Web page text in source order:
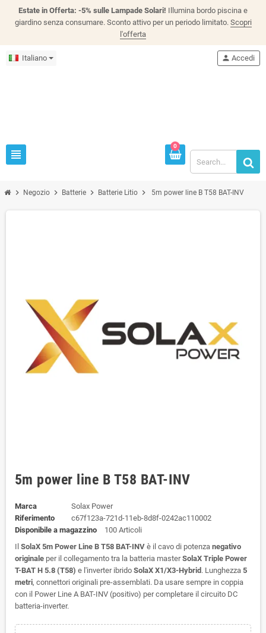
Estate in Offerta: -5% sulle Lampade Solari! Illumina bordo piscina e
giardino senza consumare. Sconto attivo per un periodo limitato. Scopri
l'offerta
Italiano
view_headline
person Accedi
0
chevron_right Negozio chevron_right Batterie chevron_right Batterie Litio chevron_right 5m power line B T58 BAT-INV
5m power line B T58 BAT-INV
Marca
Solax Power
Riferimento
c67f123a-721d-11eb-8d8f-0242ac110002
Disponibile a magazzino
100 Articoli
Il SolaX 5m Power Line B T58 BAT-INV è il cavo di potenza negativo
originale per il collegamento tra la batteria masterSolaX Triple Power
T-BAT H 5.8 (T58) e l'inverter ibrido SolaX X1/X3-Hybrid . Lunghezza 5
metri, connettori originali pre-assemblati. Da usare sempre in coppia
con il Power Line A BAT-INV (positivo) per completare il circuito DC
batteria-inverter.